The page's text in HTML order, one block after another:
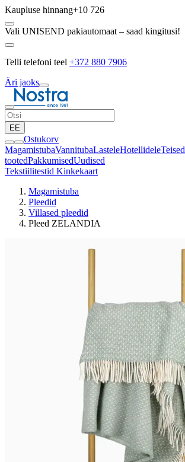
Kaupluse hinnang+10 726
Vali UNISEND pakiautomaat – saad kingitusi!
Telli telefoni teel +372 880 7906
Äri jaoks
EE
Ostukorv
MagamistubaVannitubaLasteleHotellideleTeised
tootedPakkumisedUudised
Tekstiilitestid Kinkekaart
Magamistuba
Pleedid
Villased pleedid
Pleed ZELANDIA